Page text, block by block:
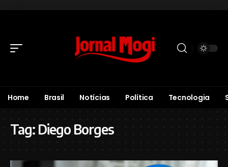
Home Brasil Notícias Política Tecnologia
Tag: Diego Borges